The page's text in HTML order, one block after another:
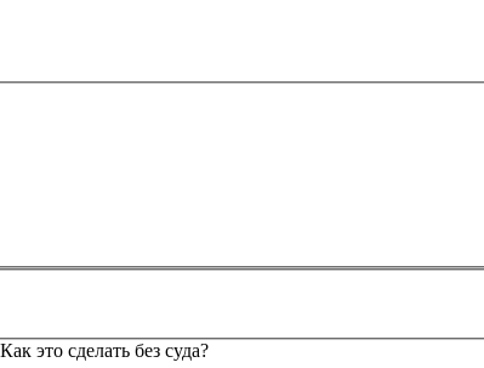
это сделать без суда?